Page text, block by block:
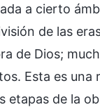
a cierto
de las
de Dios;
Esta es una
etapas de la